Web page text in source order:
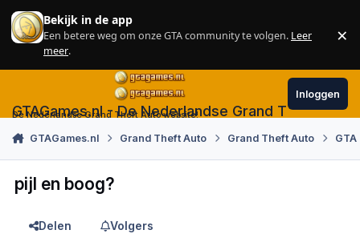
Skip to content
Bekijk in de app
Een betere weg om onze GTA community te volgen. Leer
meer.
×
GTAGames.nl - De Nederlandse Grand Theft Auto
De Nederlandse Grand Theft Auto website!
Inloggen
GTAGames.nl Grand Theft Auto Grand Theft Auto
pijl en boog?
Delen Volgers